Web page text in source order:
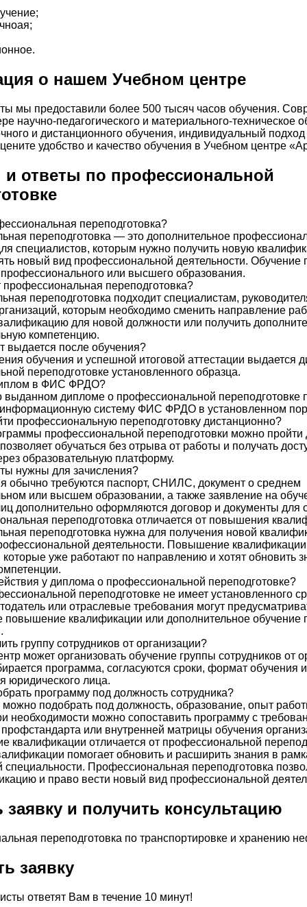
о нашем Учебном центре
мы предоставили более 500 тысяч часов обучения.
научно-педагогического и материального-техническое
и дистанционного обучения, индивидуальный
удобство и качество обучения в Учебном центре
ответы по профессиональной
переподготовка?
переподготовка — это дополнительное
специалистов, которым нужно получить новую
новый вид профессиональной деятельности. Обучение
или высшего образования.
переподготовка?
переподготовка подходит специалистам,
которым необходимо сменить направление
для новой должности или получить
компетенцию.
выдается после обучения?
обучения и успешной итоговой аттестации выдается
переподготовке установленного образца.
в ФИС ФРДО?
выданном дипломе о профессиональной переподготовке
систему ФИС ФРДО в установленном
профессиональную переподготовку дистанционно?
профессиональной переподготовки можно пройти
обучаться без отрыва от работы и получать
образовательную платформу.
нужны для зачисления?
обычно требуются паспорт, СНИЛС, документ о среднем
или высшем образовании, а также заявление на
дополнительно оформляются договор и документы для
переподготовка отличается от повышения
переподготовка нужна для получения новой
деятельности. Повышение квалификации
уже работают по направлению и хотят обновить
у диплома о профессиональной переподготовке?
переподготовке не имеет установленного
или отраслевые требования могут
повышение квалификации или дополнительное обучение
группу сотрудников от организации?
может организовать обучение группы сотрудников от
программа, согласуются сроки, формат обучения
юридического лица.
программу под должность сотрудника?
подобрать под должность, образование, опыт
необходимости можно сопоставить программу с
или внутренней матрицы обучения
квалификации отличается от профессиональной
помогает обновить и расширить знания в
Профессиональная переподготовка
и право вести новый вид профессиональной
заявку и получить консультацию
заявку
ответят Вам в течение 10 минут!